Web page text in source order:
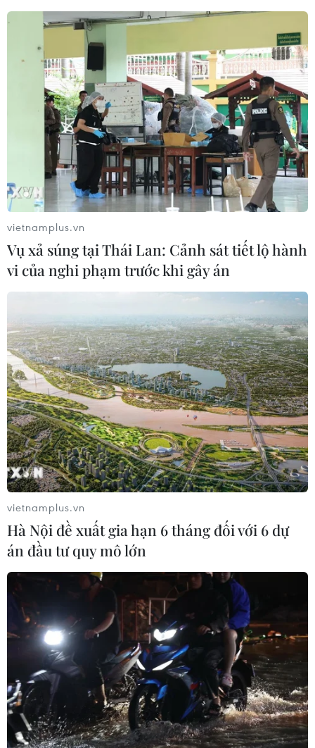
TIN CÙNG CHUYÊN MỤC
Trung Quốc: Giá tiêu dùng và giá sản
xuất cùng giảm tốc trong tháng
7/2026
09/08/2026 14:40
Hàn Quốc và Đài Loan lần đầu tiên
vượt Nhật Bản về kim ngạch xuất
khẩu
vietnamplus.vn
Vụ xả súng tại Thái Lan: Cảnh sát tiết lộ hành
vi của nghi phạm trước khi gây án
vietnamplus.vn
Hà Nội đề xuất gia hạn 6 tháng đối với 6 dự
án đầu tư quy mô lớn